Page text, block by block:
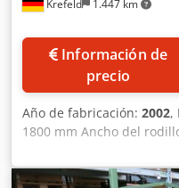
Krefeld 1.447 km
Información de
precio
Año de fabricación: 2002,
1800 mm Ancho del
Aigoa Número de
grabado o diámetro de